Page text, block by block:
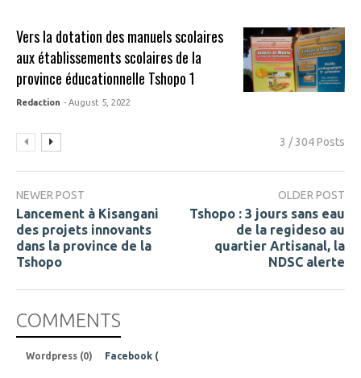
Vers la dotation des manuels scolaires
aux établissements scolaires de la
province éducationnelle Tshopo 1
Redaction - August 5, 2022
3 / 304 Posts
NEWER POST
Lancement à Kisangani
des projets innovants
dans la province de la
Tshopo
OLDER POST
Tshopo : 3 jours sans eau
de la regideso au
quartier Artisanal, la
NDSC alerte
COMMENTS
Wordpress (0) Facebook (